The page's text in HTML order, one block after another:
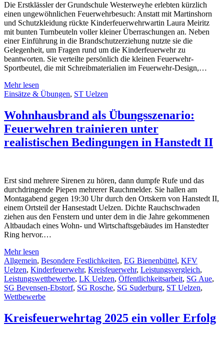
Die Erstklässler der Grundschule Westerweyhe erlebten kürzlich
einen ungewöhnlichen Feuerwehrbesuch: Anstatt mit Martinshorn
und Schutzkleidung rückte Kinderfeuerwehrwartin Laura Meiritz
mit bunten Turnbeuteln voller kleiner Überraschungen an. Neben
einer Einführung in die Brandschutzerziehung nutzte sie die
Gelegenheit, um Fragen rund um die Kinderfeuerwehr zu
beantworten. Sie verteilte persönlich die kleinen Feuerwehr-
Sportbeutel, die mit Schreibmaterialien im Feuerwehr-Design,…
Mehr lesen
Einsätze & Übungen, ST Uelzen
Wohnhausbrand als Übungsszenario:
Feuerwehren trainieren unter
realistischen Bedingungen in Hanstedt II
Erst sind mehrere Sirenen zu hören, dann dumpfe Rufe und das
durchdringende Piepen mehrerer Rauchmelder. Sie hallen am
Montagabend gegen 19:30 Uhr durch den Ortskern von Hanstedt II,
einem Ortsteil der Hansestadt Uelzen. Dichte Rauchschwaden
ziehen aus den Fenstern und unter dem in die Jahre gekommenen
Altbaudach eines Wohn- und Wirtschaftsgebäudes im Hanstedter
Ring hervor.…
Mehr lesen
Allgemein, Besondere Festlichkeiten, EG Bienenbüttel, KFV
Uelzen, Kinderfeuerwehr, Kreisfeuerwehr, Leistungsvergleich,
Leistungswettbewerbe, LK Uelzen, Öffentlichkeitsarbeit, SG Aue,
SG Bevensen-Ebstorf, SG Rosche, SG Suderburg, ST Uelzen,
Wettbewerbe
Kreisfeuerwehrtag 2025 ein voller Erfolg